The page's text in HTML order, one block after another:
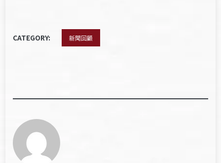
CATEGORY: 新聞回顧